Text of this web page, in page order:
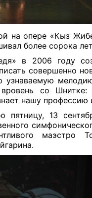
на опере «Кыз
более сорока
в 2006 году
совершенно
узнаваемую
со
нашу профессию
13
маэстро